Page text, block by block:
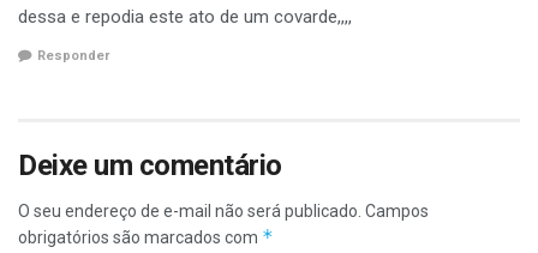
dessa e repodia este ato de um covarde,,,,
Responder
Deixe um comentário
O seu endereço de e-mail não será publicado. Campos
obrigatórios são marcados com *